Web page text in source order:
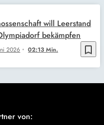
bookmark_border
2026 02:13 Min.
will Leerstand
bekämpfen
von: